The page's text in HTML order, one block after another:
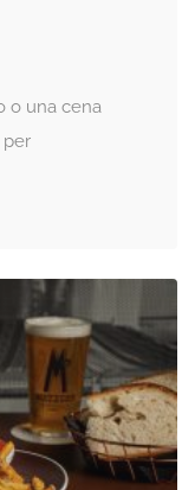
o una cena
per